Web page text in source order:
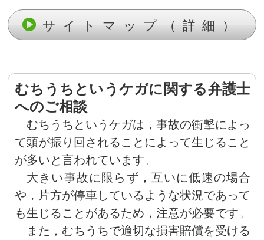
サイトマップ（詳細）
むちうちというケガに関する弁護士
へのご相談
むちうちというケガは，事故の衝撃によっ
て頭が振り回されることによって生じること
が多いと言われています。
大きい事故に限らず，互いに低速の場合
や，片方が停車しているような状況であって
も生じることがあるため，注意が必要です。
また，むちうちで適切な損害賠償を受ける